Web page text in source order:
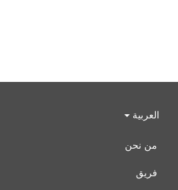
العربية
من نحن
فريق